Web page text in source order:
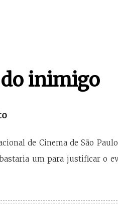
inimigo
de Cinema de São
um para justificar o